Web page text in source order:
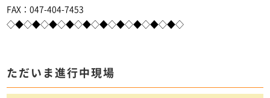
FAX：047-404-7453
◇◆◇◆◇◆◇◆◇◆◇◆◇◆◇◆◇◆◇◆◇
ただいま進行中現場